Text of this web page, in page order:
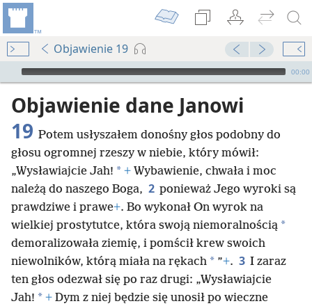
Objawienie 19
Audio Player
00:00
Objawienie dane Janowi
19 Potem usłyszałem donośny głos podobny do
głosu ogromnej rzeszy w niebie, który mówił:
„Wysławiajcie Jah! * + Wybawienie, chwała i moc
należą do naszego Boga, 2 ponieważ Jego wyroki są
prawdziwe i prawe+. Bo wykonał On wyrok na
wielkiej prostytutce, która swoją niemoralnością *
demoralizowała ziemię, i pomścił krew swoich
niewolników, którą miała na rękach * ”+. 3 I zaraz
ten głos odezwał się po raz drugi: „Wysławiajcie
Jah! * + Dym z niej będzie się unosił po wieczne